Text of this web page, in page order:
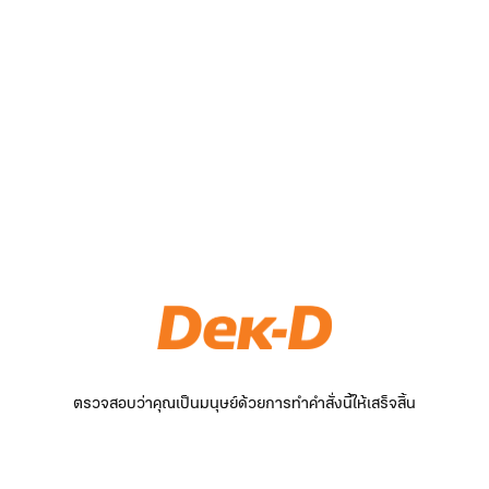
ตรวจสอบว่าคุณเป็นมนุษย์ด้วยการทำคำสั่งนี้ให้เสร็จสิ้น